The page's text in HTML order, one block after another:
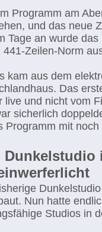
Programm am
und das neue
Tage an wurde
441-Zeilen-Norm
kam aus dem
Das
live und nicht vom
sicherlich
Programm mit
Dunkelstudio
Nun hatte
Studios in